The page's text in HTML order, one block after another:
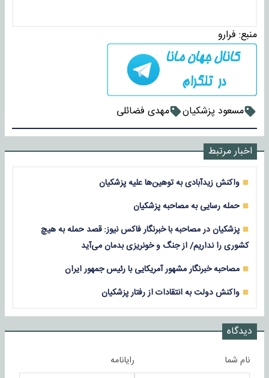
منبع: فرارو
مسعود پزشکیان مهدی فضائلی
اخبار مرتبط
واکنش زیدآبادی به توهین‌ها علیه پزشکیان
حمله رسایی به مصاحبه پزشکیان
پزشکیان در مصاحبه با خبرنگار فاکس نیوز: قصد حمله به هیچ
کشوری را نداریم/ از جنگ و خونریزی بدمان می‌آید
مصاحبه خبرنگار مشهور آمریکایی با رئیس جمهور ایران
واکنش دولت به انتقادات از رفتار پزشکیان
دیدگاه
نام شما رایانامه